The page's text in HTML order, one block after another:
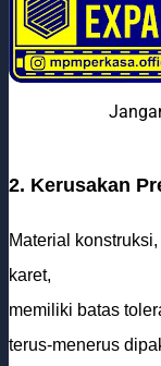
2. Kerusakan
Material
karet,
memiliki batas
terus-menerus